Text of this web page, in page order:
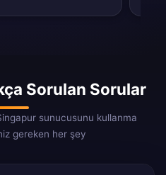
Sorulan Sorular
sunucusunu kullanma
gereken her şey